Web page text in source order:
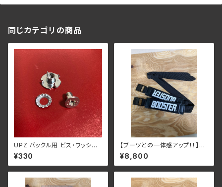
同じカテゴリの商品
UPZ バックル用 ビス・ワッシャ
ー・ナット 1セット
¥330
【ブーツとの一体感アップ！！】Ex
pert/ Racer ゴム3本
¥8,800